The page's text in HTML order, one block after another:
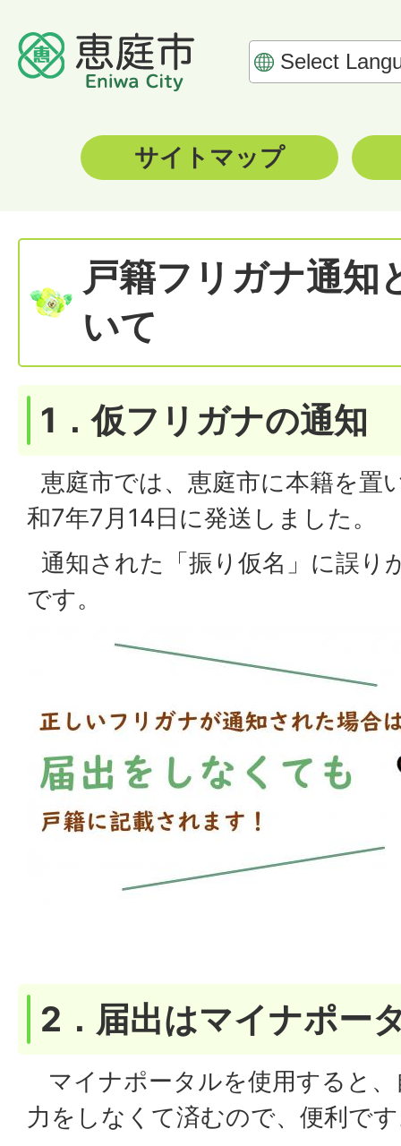
サイトマップ
戸籍フリガナ通知
いて
1．仮フリガナの通知
恵庭市では、恵庭市に本籍を置
和7年7月14日に発送しました。
通知された「振り仮名」に誤り
です。
2．届出はマイナポー
マイナポータルを使用すると
力をしなくて済むので、便利で